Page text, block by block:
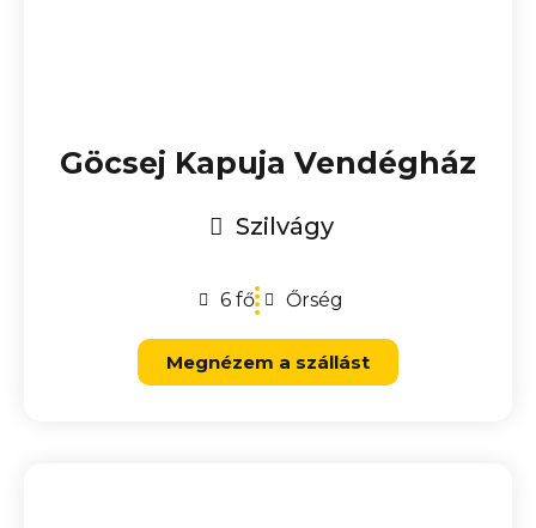
Göcsej Kapuja Vendégház
Szilvágy
6 fő Őrség
Megnézem a szállást